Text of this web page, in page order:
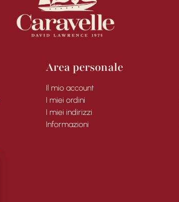
Area personale
Il mio account
I miei ordini
I miei indirizzi
Informazioni